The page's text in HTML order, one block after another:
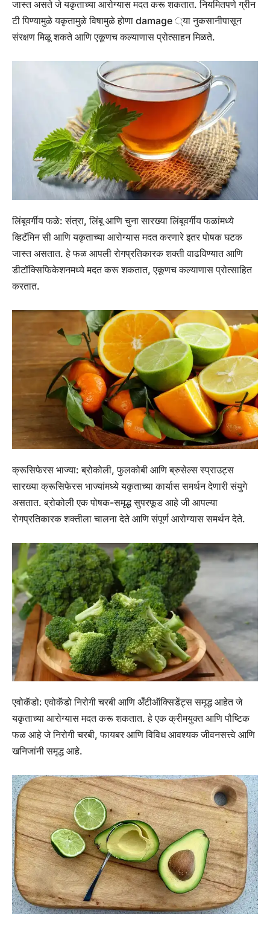
जास्त असते जे यकृताच्या आरोग्यास मदत करू शकतात. नियमितपणे ग्रीन
टी पिण्यामुळे यकृतामुळे विषामुळे होणा damage ्या नुकसानीपासून
संरक्षण मिळू शकते आणि एकूणच कल्याणास प्रोत्साहन मिळते.
लिंबूवर्गीय फळे: संत्रा, लिंबू आणि चुना सारख्या लिंबूवर्गीय फळांमध्ये
व्हिटॅमिन सी आणि यकृताच्या आरोग्यास मदत करणारे इतर पोषक घटक
जास्त असतात. हे फळ आपली रोगप्रतिकारक शक्ती वाढविण्यात आणि
डीटॉक्सिफिकेशनमध्ये मदत करू शकतात, एकूणच कल्याणास प्रोत्साहित
करतात.
क्रूसिफेरस भाज्या:ब्रोकोली, फुलकोबी आणि ब्रुसेल्स स्प्राउट्स
सारख्या क्रूसिफेरस भाज्यांमध्ये यकृताच्या कार्यास समर्थन देणारी संयुगे
असतात. ब्रोकोली एक पोषक-समृद्ध सुपरफूड आहे जी आपल्या
रोगप्रतिकारक शक्तीला चालना देते आणि संपूर्ण आरोग्यास समर्थन देते.
एवोकॅडो: एवोकॅडो निरोगी चरबी आणि अँटीऑक्सिडेंट्स समृद्ध आहेत जे
यकृताच्या आरोग्यास मदत करू शकतात. हे एक क्रीमयुक्त आणि पौष्टिक
फळ आहे जे निरोगी चरबी, फायबर आणि विविध आवश्यक जीवनसत्त्वे आणि
खनिजांनी समृद्ध आहे.